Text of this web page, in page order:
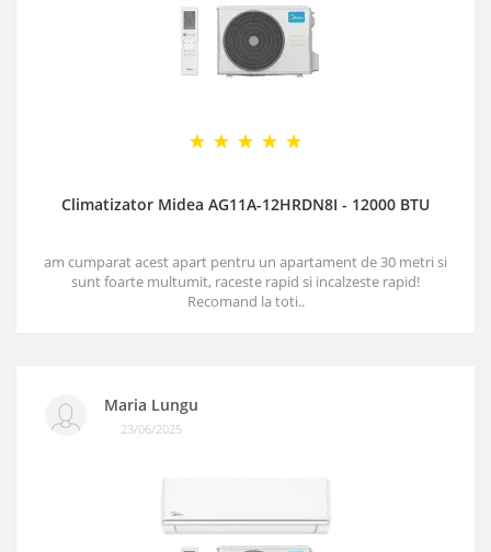
Climatizator Midea AG11A-12HRDN8I - 12000 BTU
am cumparat acest apart pentru un apartament de 30 metri si
sunt foarte multumit, raceste rapid si incalzeste rapid!
Recomand la toti..
Maria Lungu
23/06/2025